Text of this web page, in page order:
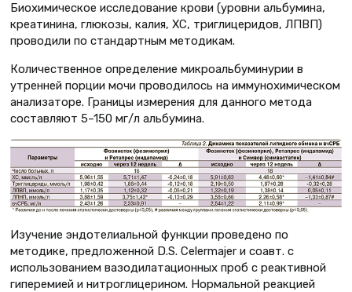
Биохимическое исследование крови (уровни альбумина,
креатинина, глюкозы, калия, ХС, триглицеридов, ЛПВП)
проводили по стандартным методикам.
Количественное определение микроальбуминурии в
утренней порции мочи проводилось на иммунохимическом
анализаторе. Границы измерения для данного метода
составляют 5–150 мг/л альбумина.
Изучение эндотелиальной функции проведено по
методике, предложенной D.S. Celermajer и соавт. с
использованием вазодилатационных проб с реактивной
гиперемией и нитроглицерином. Нормальной реакцией